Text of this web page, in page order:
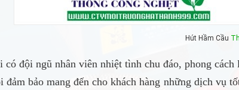
Hút Hầm Cầu
có đội ngũ nhân viên nhiệt tình chu đáo, phong
đảm bảo mang đến cho khách hàng những dịch vụ